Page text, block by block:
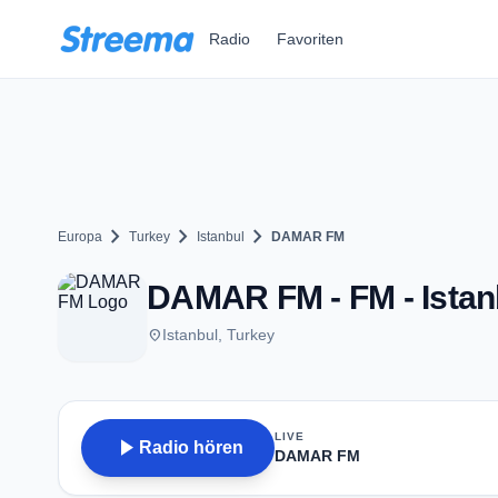
Radio Favoriten
Europa chevron_right Turkey chevron_right Istanbul chevron_right DAMAR FM
DAMAR FM - FM -
placeIstanbul, Turkey
play_arrow Radio hören
LIVE
DAMAR FM